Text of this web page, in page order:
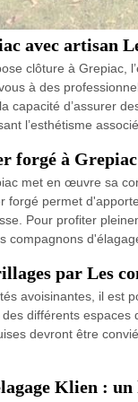
avec artisan
clôture à Grepiac,
à des
capacité d’assurer
l’esthétisme
forgé à Grepiac
met en œuvre sa
forgé permet
Pour profiter
compagnons
par Les
avoisinantes, il est
différents
devront être
Klien :